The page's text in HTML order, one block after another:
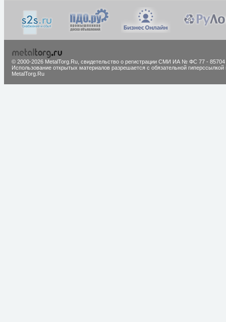
© 2000-2026 MetalTorg.Ru, cвидетельство о регистрации СМИ ИА № ФС 77 - 85704
Использование открытых материалов разрешается с обязательной гиперссылкой
MetalTorg.Ru